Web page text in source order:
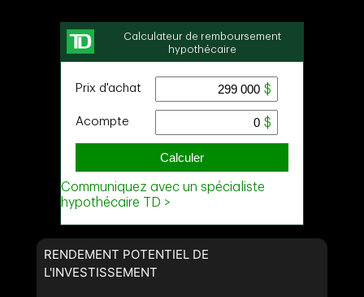
RENDEMENT POTENTIEL DE
L'INVESTISSEMENT